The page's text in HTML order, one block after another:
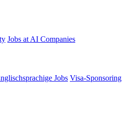
Jobs at AI Companies
Jobs Visa-Sponsoring